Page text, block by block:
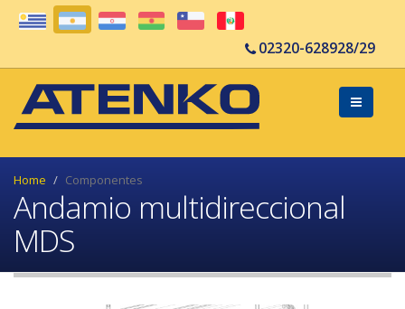
02320-628928/29
Home Componentes
Andamio multidireccional
MDS